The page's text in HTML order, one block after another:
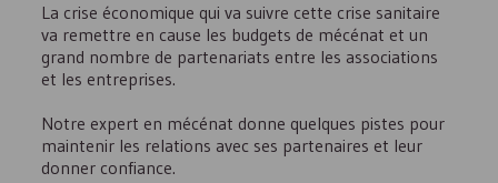
La crise économique qui va suivre cette crise sanitaire
va remettre en cause les budgets de mécénat et un
grand nombre de partenariats entre les associations
et les entreprises.
Notre expert en mécénat donne quelques pistes pour
maintenir les relations avec ses partenaires et leur
donner confiance.